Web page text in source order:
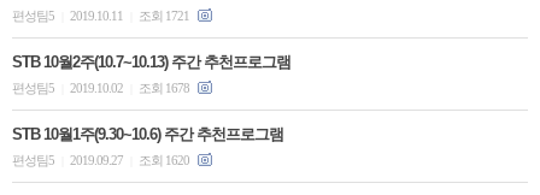
편성팀5 2019.10.11 조회 1721
STB 10월2주(10.7~10.13) 주간 추천프로그램
편성팀5 2019.10.02 조회 1678
STB 10월1주(9.30~10.6) 주간 추천프로그램
편성팀5 2019.09.27 조회 1620